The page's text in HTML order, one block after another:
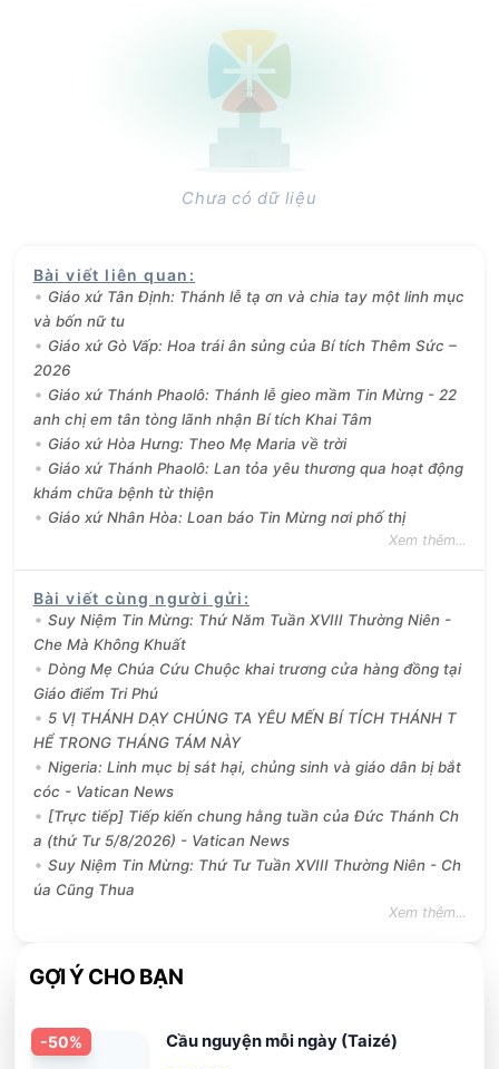
Chưa có dữ liệu
Bài viết liên quan :
Giáo xứ Tân Định: Thánh lễ tạ ơn và chia tay một linh mục
và bốn nữ tu
Giáo xứ Gò Vấp: Hoa trái ân sủng của Bí tích Thêm Sức –
2026
Giáo xứ Thánh Phaolô: Thánh lễ gieo mầm Tin Mừng - 22
anh chị em tân tòng lãnh nhận Bí tích Khai Tâm
Giáo xứ Hòa Hưng: Theo Mẹ Maria về trời
Giáo xứ Thánh Phaolô: Lan tỏa yêu thương qua hoạt động
khám chữa bệnh từ thiện
Giáo xứ Nhân Hòa: Loan báo Tin Mừng nơi phố thị
Xem thêm...
Bài viết cùng người gửi :
Suy Niệm Tin Mừng: Thứ Năm Tuần XVIII Thường Niên -
Che Mà Không Khuất
Dòng Mẹ Chúa Cứu Chuộc khai trương cửa hàng đồng tại
Giáo điểm Tri Phú
5 VỊ THÁNH DẠY CHÚNG TA YÊU MẾN BÍ TÍCH THÁNH T
HỂ TRONG THÁNG TÁM NÀY
Nigeria: Linh mục bị sát hại, chủng sinh và giáo dân bị bắt
cóc - Vatican News
[Trực tiếp] Tiếp kiến chung hằng tuần của Đức Thánh Ch
a (thứ Tư 5/8/2026) - Vatican News
Suy Niệm Tin Mừng: Thứ Tư Tuần XVIII Thường Niên - Ch
úa Cũng Thua
Xem thêm...
GỢI Ý CHO BẠN
-50% Cầu nguyện mỗi ngày (Taizé)